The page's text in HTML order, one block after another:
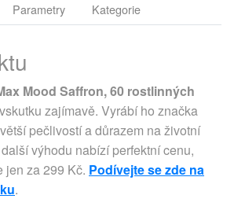
Parametry Kategorie
Mood Saffron, 60 rostlinných
zajímavě. Vyrábí ho značka
pečlivostí a důrazem na životní
výhodu nabízí perfektní cenu,
jen za 299 Kč. Podívejte se zde na
.